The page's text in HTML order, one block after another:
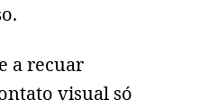
a recuar
visual só